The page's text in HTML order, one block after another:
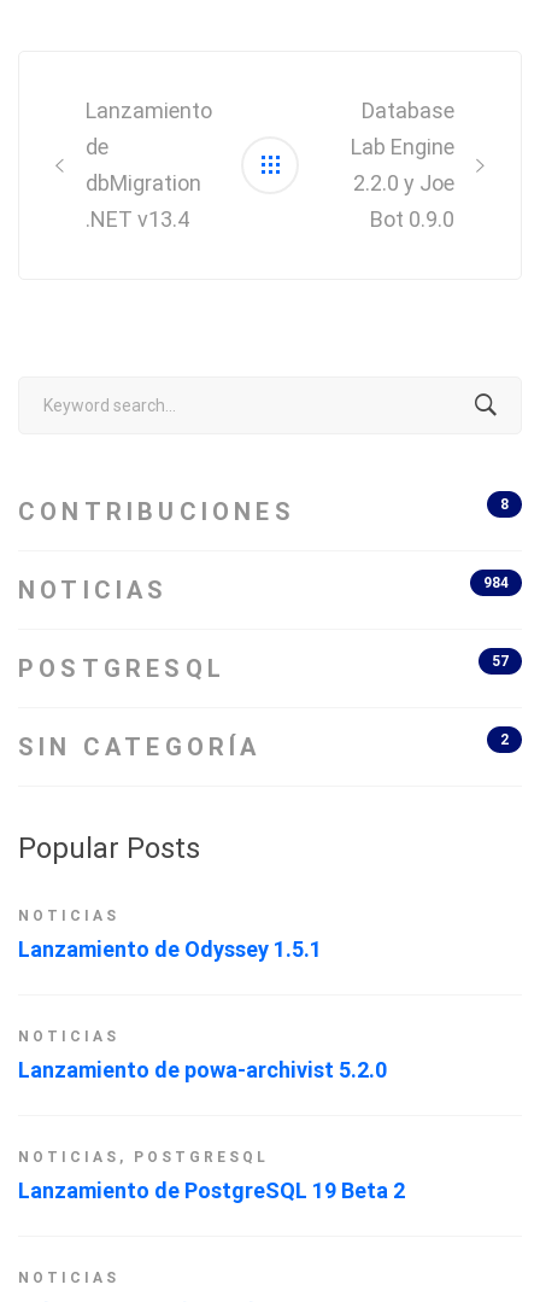
navigation
Lanzamiento
de
dbMigration
.NET v13.4
Database
Lab Engine
2.2.0 y Joe
Bot 0.9.0
Search
CONTRIBUCIONES 8
NOTICIAS 984
POSTGRESQL 57
SIN CATEGORÍA 2
Popular Posts
NOTICIAS
Lanzamiento de Odyssey 1.5.1
NOTICIAS
Lanzamiento de powa-archivist 5.2.0
NOTICIAS , POSTGRESQL
Lanzamiento de PostgreSQL 19 Beta 2
NOTICIAS